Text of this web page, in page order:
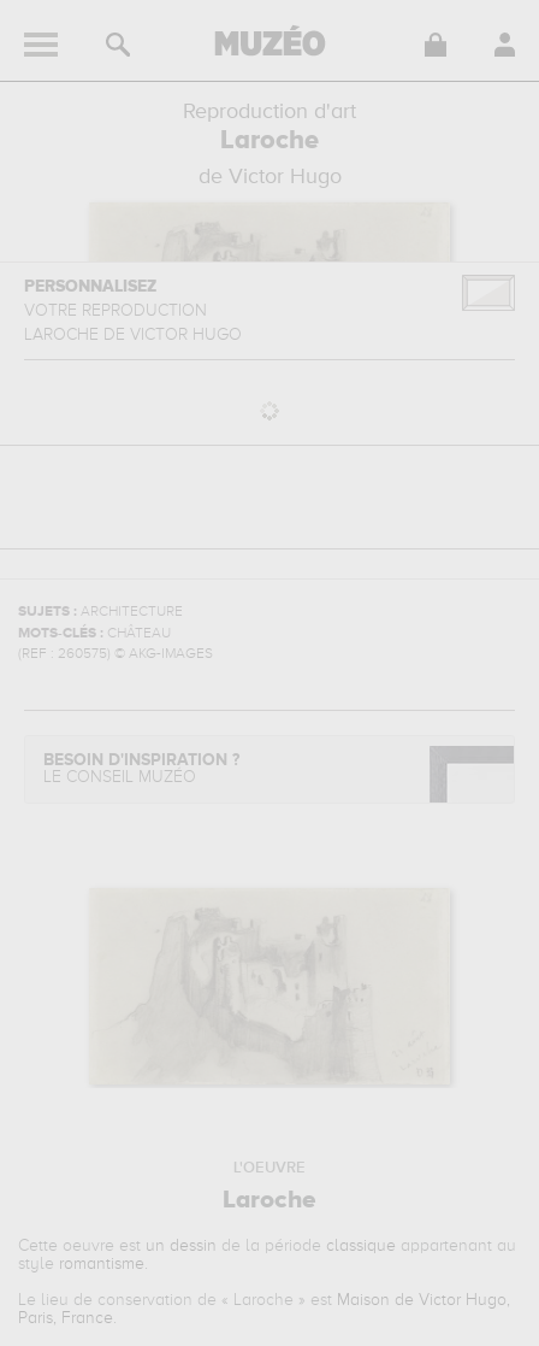
Reproduction d'art
Laroche
de Victor Hugo
PERSONNALISEZ
VOTRE REPRODUCTION
LAROCHE DE VICTOR HUGO
SUJETS : ARCHITECTURE
MOTS-CLÉS : CHÂTEAU
(REF : 260575) © AKG-IMAGES
BESOIN D'INSPIRATION ?
LE CONSEIL MUZÉO
L'OEUVRE
Laroche
Cette oeuvre est un dessin de la période classique appartenant au
style romantisme.
Le lieu de conservation de « Laroche » est Maison de Victor Hugo,
Paris, France.